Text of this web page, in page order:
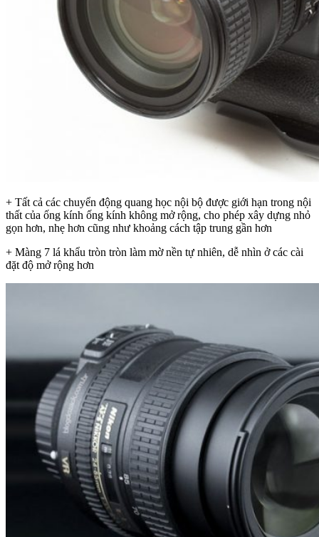
+ Tất cả các chuyển động quang học nội bộ được giới hạn trong nội
thất của ống kính ống kính không mở rộng, cho phép xây dựng nhỏ
gọn hơn, nhẹ hơn cũng như khoảng cách tập trung gần hơn
+ Màng 7 lá khẩu tròn tròn làm mờ nền tự nhiên, dễ nhìn ở các cài
đặt độ mở rộng hơn